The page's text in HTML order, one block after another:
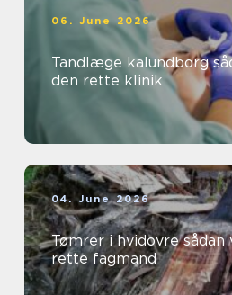
06. June 2026
Tandlæge kalundborg sådan vælger du
den rette klinik
04. June 2026
Tømrer i hvidovre sådan vælger du den
rette fagmand